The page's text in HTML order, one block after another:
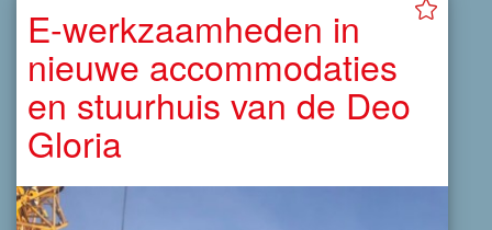
E-werkzaamheden in
nieuwe accommodaties
en stuurhuis van de Deo
Gloria